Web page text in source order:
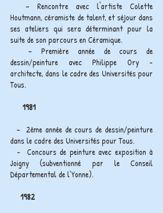
– Rencontre avec l'artiste Colette
Houtmann, céramiste de talent, et séjour dans
ses ateliers qui sera déterminant pour la
suite de son parcours en Céramique.
– Première année de cours de
dessin/peinture avec Philippe Ory -
architecte, dans le cadre des Universités pour
Tous.
1981
– 2ème année de cours de dessin/peinture
dans le cadre des Universités pour Tous.
- Concours de peinture avec exposition à
Joigny (subventionné par le Conseil
Départemental de l’Yonne).
1982